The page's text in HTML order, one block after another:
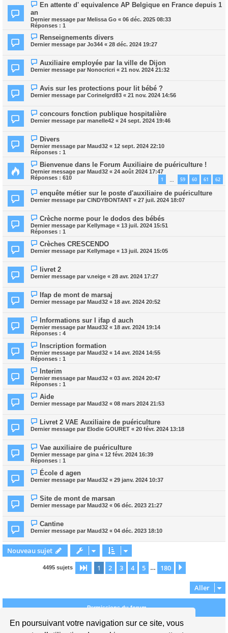
En poursuivant votre navigation sur ce site, vous
En attente d' equivalence AP Belgique en France depuis 1
an
Dernier message par Melissa Go « 06 déc. 2025 08:33
Réponses : 1
Renseignements divers
Dernier message par Jo344 « 28 déc. 2024 19:27
Auxiliaire employée par la ville de Dijon
Dernier message par Nonocricri « 21 nov. 2024 21:32
Avis sur les protections pour lit bébé ?
Dernier message par Corinelgrd83 « 21 nov. 2024 14:56
concours fonction publique hospitalière
Dernier message par manelle42 « 24 sept. 2024 19:46
Divers
Dernier message par Maud32 « 12 sept. 2024 22:10
Réponses : 1
Bienvenue dans le Forum Auxiliaire de puériculture !
Dernier message par Maud32 « 24 août 2024 17:47
Réponses : 610 1 59 60 61 62
enquête métier sur le poste d'auxiliaire de puériculture
Dernier message par CINDYBONTANT « 27 juil. 2024 18:07
Crèche norme pour le dodos des bébés
Dernier message par Kellymage « 13 juil. 2024 15:51
Réponses : 1
Crèches CRESCENDO
Dernier message par Kellymage « 13 juil. 2024 15:05
livret 2
Dernier message par v.neige « 28 avr. 2024 17:27
Ifap de mont de marsaj
Dernier message par Maud32 « 18 avr. 2024 20:52
Informations sur l ifap d auch
Dernier message par Maud32 « 18 avr. 2024 19:14
Réponses : 4
Inscription formation
Dernier message par Maud32 « 14 avr. 2024 14:55
Réponses : 1
Interim
Dernier message par Maud32 « 03 avr. 2024 20:47
Réponses : 1
Aide
Dernier message par Maud32 « 08 mars 2024 21:53
Livret 2 VAE Auxiliaire de puériculture
Dernier message par Elodie GOURET « 20 févr. 2024 13:18
Vae auxiliaire de puériculture
Dernier message par gina « 12 févr. 2024 16:39
Réponses : 1
École d agen
Dernier message par Maud32 « 29 janv. 2024 10:37
Site de mont de marsan
Dernier message par Maud32 « 06 déc. 2023 21:27
Cantine
Dernier message par Maud32 « 04 déc. 2023 18:10
Nouveau sujet
4495 sujets Page 1sur180
1 2 3 4 5 … 180
Aller
Permissions du forum
Vous ne pouvez paspublier de nouveaux sujets dans ce forum